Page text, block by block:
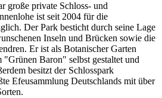
große private Schloss- und
ist seit 2004 für die
Der Park besticht durch seine Lage
Inseln und Brücken sowie die
Er ist als Botanischer Garten
Baron" selbst gestaltet und
besitzt der Schlosspark
Efeusammlung Deutschlands mit über